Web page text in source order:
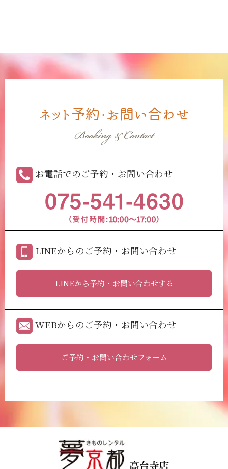
ネット予約・お問い合わせ
Booking & Contact
お電話でのご予約・お問い合わせ
LINEからのご予約・お問い合わせ
LINEから予約・お問い合わせする
WEBからのご予約・お問い合わせ
ご予約・お問い合わせフォーム